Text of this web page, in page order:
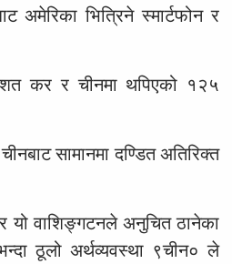
अमेरिका भित्रिने स्मार्टफोन र
कर र चीनमा थपिएको १२५
सामानमा दण्डित अतिरिक्त
यो वाशिङ्गटनले अनुचित ठानेका
ठूलो अर्थव्यवस्था ९चीन० ले